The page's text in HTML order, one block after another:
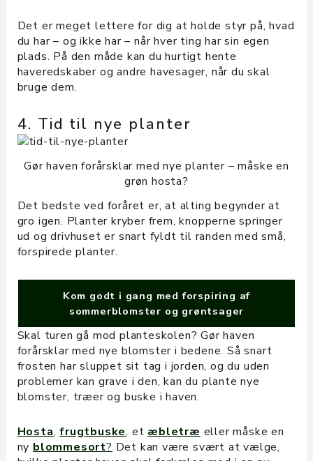
Det er meget lettere for dig at holde styr på, hvad
du har – og ikke har – når hver ting har sin egen
plads. På den måde kan du hurtigt hente
haveredskaber og andre havesager, når du skal
bruge dem.
4. Tid til nye planter
Gør haven forårsklar med nye planter – måske en
grøn hosta?
Det bedste ved foråret er, at alting begynder at
gro igen. Planter kryber frem, knopperne springer
ud og drivhuset er snart fyldt til randen med små,
forspirede planter.
Kom godt i gang med forspiring af
sommerblomster og grøntsager
Skal turen gå mod planteskolen? Gør haven
forårsklar med nye blomster i bedene. Så snart
frosten har sluppet sit tag i jorden, og du uden
problemer kan grave i den, kan du plante nye
blomster, træer og buske i haven.
Hosta, frugtbuske, et æbletræ eller måske en
ny blommesort? Det kan være svært at vælge,